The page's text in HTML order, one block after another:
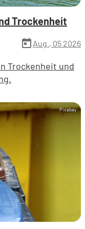
Trockenheit
today Aug., 05 2026
Trockenheit und
Pixabay